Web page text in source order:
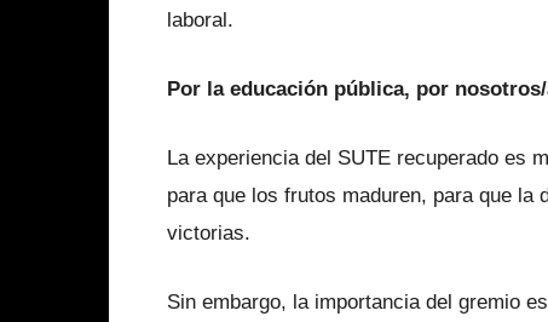
laboral.
Por la educación pública, por
La experiencia del SUTE recuperado es
para que los frutos maduren, para que
victorias.
Sin embargo, la importancia del gremio